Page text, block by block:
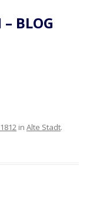
BLOG
in Alte Stadt.